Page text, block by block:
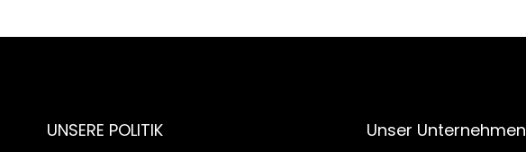
UNSERE POLITIK Unser Unternehmen